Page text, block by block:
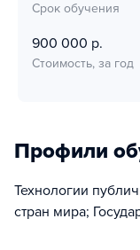
Срок обучения
900 000 р.
Стоимость, за год
Профили
Технологии
стран мира;